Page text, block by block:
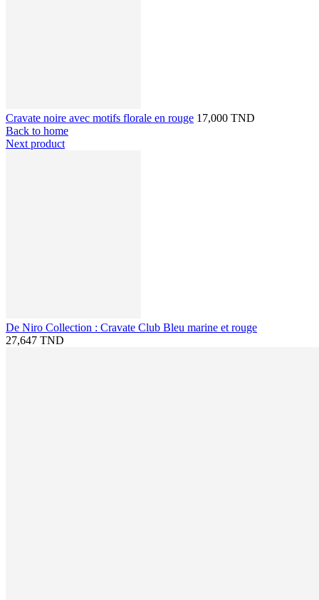
Cravate noire avec motifs florale en rouge 17,000 TND
Back to home
Next product
De Niro Collection : Cravate Club Bleu marine et rouge
27,647 TND